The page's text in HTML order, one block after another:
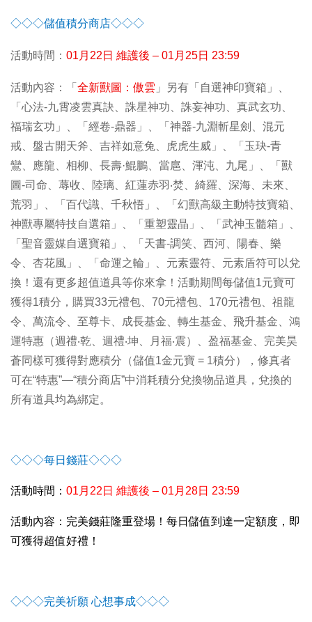
◇◇◇儲值積分商店◇◇◇
活動時間： 01 月22日 維護後 – 01月25日 23:59
活動內容：「 全新獸圖：傲雲 」另有「自選神印寶箱」、
「心法-九霄凌雲真訣、誅星神功、誅妄神功、真武玄功、
福瑞玄功」、「經卷-鼎器」、「神器-九淵斬星劍、混元
戒、盤古開天斧、吉祥如意兔、虎虎生威」、「玉玦-青
鸞、應龍、相柳、長壽·鯤鵬、當扈、渾沌、九尾」、「獸
圖-司命、蓐收、陸璃、紅蓮赤羽‧焚、綺羅、深海、未來、
荒羽」、「百代識、千秋悟」、「幻獸高級主動特技寶箱、
神獸專屬特技自選箱」、「重塑靈晶」、「武神玉髓箱」、
「聖音靈媒自選寶箱」、「天書-調笑、西河、陽春、樂
令、杏花風」、「命運之輪」、元素靈符、元素盾符可以兌
換！還有更多超值道具等你來拿！活動期間每儲值1元寶可
獲得1積分，購買33元禮包、70元禮包、170元禮包、祖龍
令、萬流令、至尊卡、成長基金、轉生基金、飛升基金、鴻
運特惠（週禮‧乾、週禮‧坤、月福‧震）、盈福基金、完美昊
蒼同樣可獲得對應積分（儲值1金元寶 = 1積分），修真者
可在“特惠”—“積分商店”中消耗積分兌換物品道具，兌換的
所有道具均為綁定。
◇◇◇每日錢莊◇◇◇
活動時間： 01 月22日 維護後 – 01月28日 23:59
活動內容：完美錢莊隆重登場！每日儲值到達一定額度，即
可獲得超值好禮！
◇◇◇完美祈願 心想事成◇◇◇